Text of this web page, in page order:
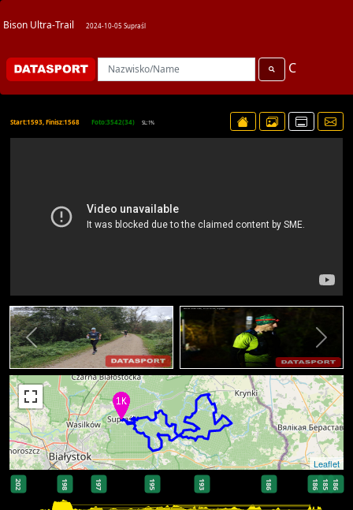
Bison Ultra-Trail 2024-10-05 Supraśl
C
Start:1593, Finisz:1568 Foto:3542(34) SL:1%
Leaflet
202 198 197 195 193 186 186 185 186